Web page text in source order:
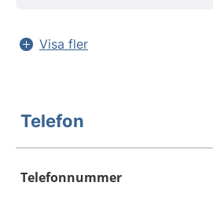
Visa fler
Telefon
Telefonnummer